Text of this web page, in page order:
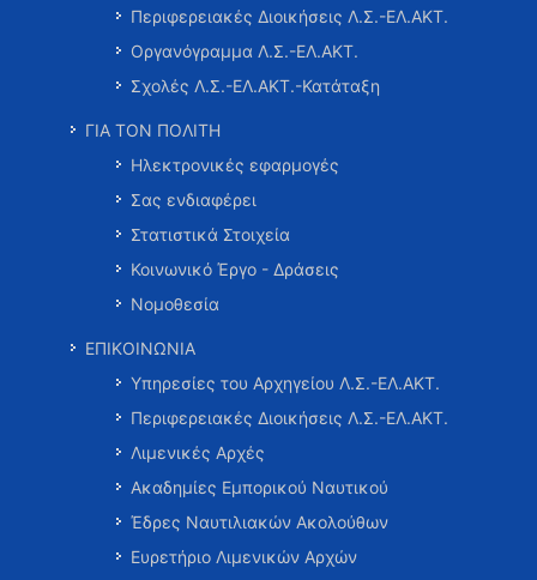
Περιφερειακές Διοικήσεις Λ.Σ.-ΕΛ.ΑΚΤ.
Οργανόγραμμα Λ.Σ.-ΕΛ.ΑΚΤ.
Σχολές Λ.Σ.-ΕΛ.ΑΚΤ.-Κατάταξη
ΓΙΑ ΤΟΝ ΠΟΛΙΤΗ
Ηλεκτρονικές εφαρμογές
Σας ενδιαφέρει
Στατιστικά Στοιχεία
Κοινωνικό Έργο - Δράσεις
Νομοθεσία
ΕΠΙΚΟΙΝΩΝΙΑ
Υπηρεσίες του Αρχηγείου Λ.Σ.-ΕΛ.ΑΚΤ.
Περιφερειακές Διοικήσεις Λ.Σ.-ΕΛ.ΑΚΤ.
Λιμενικές Αρχές
Ακαδημίες Εμπορικού Ναυτικού
Έδρες Ναυτιλιακών Ακολούθων
Ευρετήριο Λιμενικών Αρχών